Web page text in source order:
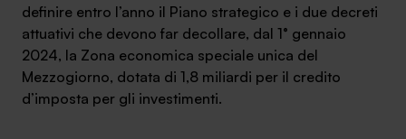
definire entro l’anno il Piano strategico e i due decreti
attuativi che devono far decollare, dal 1° gennaio
2024, la Zona economica speciale unica del
Mezzogiorno, dotata di 1,8 miliardi per il credito
d’imposta per gli investimenti.